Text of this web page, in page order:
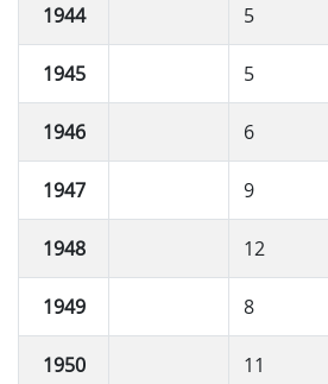
1944 5
1945 5
1946 6
1947 9
1948 12
1949 8
1950 11